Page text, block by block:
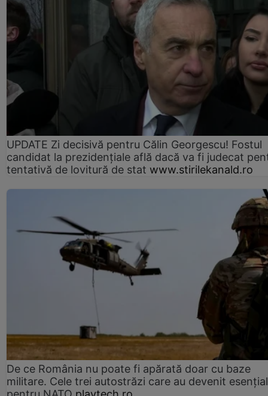
UPDATE Zi decisivă pentru Călin Georgescu! Fostul
candidat la prezidențiale află dacă va fi judecat
tentativă de lovitură de stat www.stirilekanald.ro
De ce România nu poate fi apărată doar cu baze
militare. Cele trei autostrăzi care au devenit